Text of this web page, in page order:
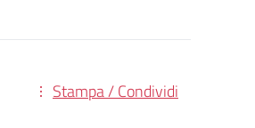
Stampa / Condividi